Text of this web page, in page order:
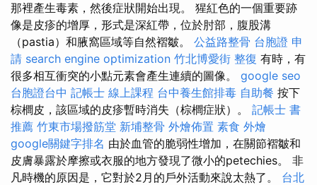
那裡產生毒素，然後症狀開始出現。 猩紅色的一個重要跡
像是皮疹的增厚，形式是深紅帶，位於肘部，腹股溝
（pastia）和腋窩區域等自然褶皺。 公益路整骨 台胞證 申
請 search engine optimization 竹北博愛街 整復 有時，有
很多相互衝突的小點元素會產生連續的圖像。 google seo
台胞證台中 記帳士 線上課程 台中養生館排毒 自助餐 按下
棕櫚皮，該區域的皮疹暫時消失（棕櫚症狀）。 記帳士 書
推薦 竹東市場撥筋堂 新埔整骨 外燴佈置 素食 外燴
google關鍵字排名 由於血管的脆弱性增加，在關節褶皺和
皮膚暴露於摩擦或衣服的地方發現了微小的petechies。 非
凡時機的原因是，它對於2月的戶外活動來說太熱了。 台北